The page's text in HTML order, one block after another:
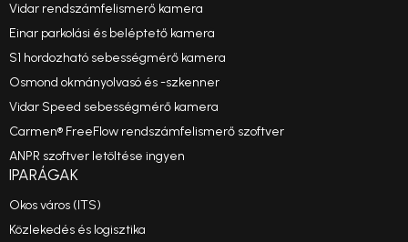
Vidar rendszámfelismerő kamera
Einar parkolási és beléptető kamera
S1 hordozható sebességmérő kamera
Osmond okmányolvasó és -szkenner
Vidar Speed sebességmérő kamera
Carmen® FreeFlow rendszámfelismerő szoftver
ANPR szoftver letöltése ingyen
IPARÁGAK
Okos város (ITS)
Közlekedés és logisztika